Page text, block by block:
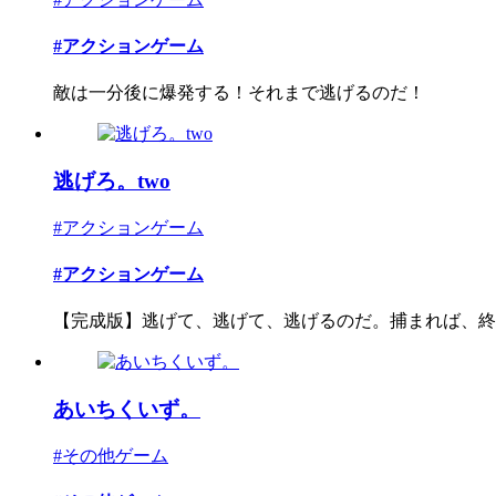
#アクションゲーム
敵は一分後に爆発する！それまで逃げるのだ！
逃げろ。two
#アクションゲーム
#アクションゲーム
【完成版】逃げて、逃げて、逃げるのだ。捕まれば、
あいちくいず。
#その他ゲーム